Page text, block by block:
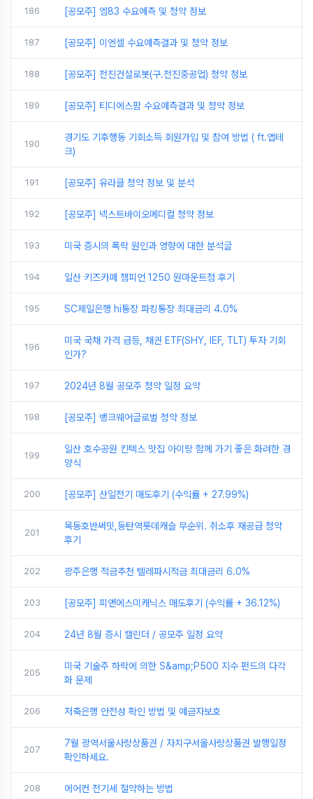
186 [공모주] 엠83 수요예측 및 청약 정보
187 [공모주] 이엔셀 수요예측결과 및 청약 정보
188 [공모주] 전진건설로봇(구.전진중공업) 청약 정보
189 [공모주] 티디에스팜 수요예측결과 및 청약 정보
190
경기도 기후행동 기회소득 회원가입 및 참여 방법 ( ft.앱테
크)
191 [공모주] 유라클 청약 정보 및 분석
192 [공모주] 넥스트바이오메디컬 청약 정보
193 미국 증시의 폭락 원인과 영향에 대한 분석글
194 일산 키즈카페 챔피언 1250 원마운트점 후기
195 SC제일은행 hi통장 파킹통장 최대금리 4.0%
196
미국 국채 가격 급등, 채권 ETF(SHY, IEF, TLT) 투자 기회
인가?
197 2024년 8월 공모주 청약 일정 요약
198 [공모주] 뱅크웨어글로벌 청약 정보
199
일산 호수공원 킨텍스 맛집 아이랑 함께 가기 좋은 화려한 경
양식
200 [공모주] 산일전기 매도후기 (수익률 + 27.99%)
201
목동호반써밋,동탄역롯데캐슬 무순위. 취소후 재공급 청약
후기
202 광주은행 적금추천 텔레파시적금 최대금리 6.0%
203 [공모주] 피앤에스미캐닉스 매도후기 (수익률 + 36.12%)
204 24년 8월 증시 캘린더 / 공모주 일정 요약
205
미국 기술주 하락에 의한 S&amp;P500 지수 펀드의 다각
화 문제
206 저축은행 안전성 확인 방법 및 예금자보호
207
7월 광역서울사랑상품권 / 자치구서울사랑상품권 발행일정
확인하세요.
208 에어컨 전기세 절약하는 방법